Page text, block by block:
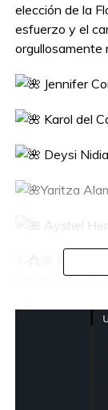
elección de la
esfuerzo y el
orgullosamente
Jennifer
Karol del
Deysi
Yaritza
Ayshel
González del
Flor Emiliano
señorita
Este evento
presentación